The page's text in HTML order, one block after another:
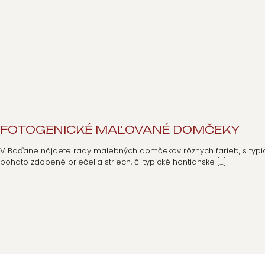
FOTOGENICKÉ MAĽOVANÉ DOMČEKY
V Baďane nájdete rady malebných domčekov rôznych farieb, s
bohato zdobené priečelia striech, či typické hontianske […]